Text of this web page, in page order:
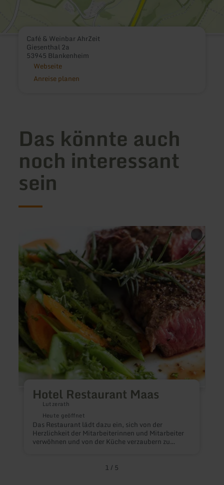
Café & Weinbar AhrZeit
Giesenthal 2a
53945 Blankenheim
Webseite
Anreise planen
Das könnte auch
noch interessant
sein
Hotel Restaurant Maas
Lutzerath
Heute geöffnet
Das Restaurant lädt dazu ein, sich von der
Herzlichkeit der Mitarbeiterinnen und Mitarbeiter
verwöhnen und von der Küche verzaubern zu
erfahren
zu:
Hotel
Restaurant
Maas
zu:
Muri
-
-
-
Bar
1 / 5